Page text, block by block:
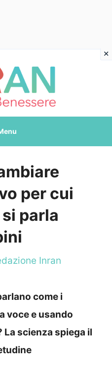
per cui
parla
Inran
come i
voce e usando
scienza spiega il